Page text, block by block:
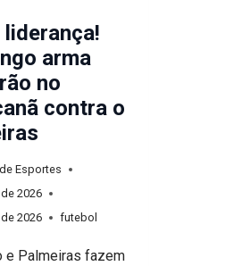
liderança!
arma
no
contra o
Esportes
2026
2026
futebol
e Palmeiras fazem